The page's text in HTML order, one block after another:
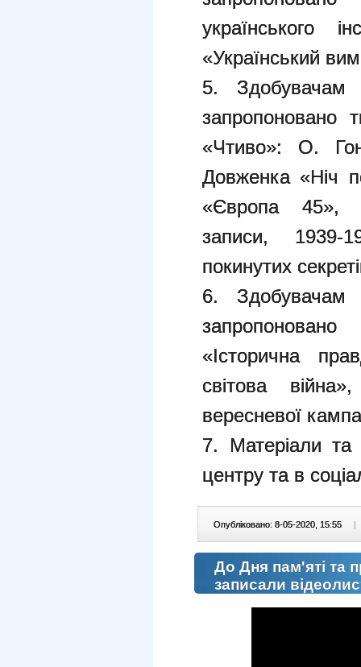
українського
«Український
5. Здобувачам
запропоновано
«Чтиво»: О.
Довженка «Ніч
«Європа 45»,
записи,
покинутих
6. Здобувачам
«Історична
світова
вересневої
7. Матеріали та
центру та в
Опубліковано: 8-05-2020, 15:55 |
До Дня пам'яті
записали